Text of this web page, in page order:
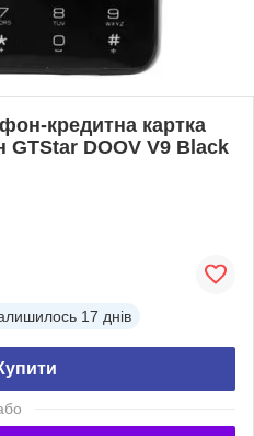
кредитна картка
DOOV V9 Black
17 днів